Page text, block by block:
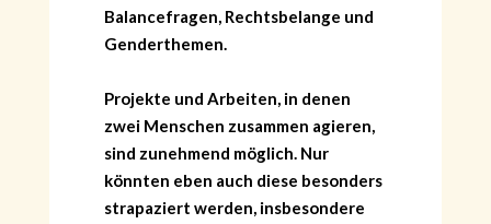
Balancefragen, Rechtsbelange und
Genderthemen.
Projekte und Arbeiten, in denen
zwei Menschen zusammen agieren,
sind zunehmend möglich. Nur
könnten eben auch diese besonders
strapaziert werden, insbesondere